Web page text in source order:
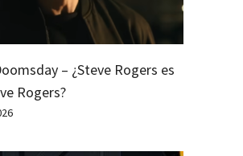
– ¿Steve Rogers es
Rogers?